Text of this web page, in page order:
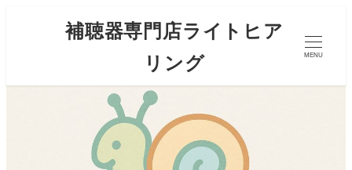
補聴器専門店ライトヒア
リング
MENU